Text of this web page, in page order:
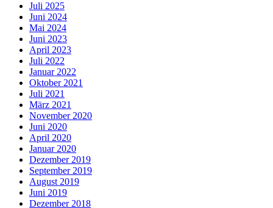
Juli 2025
Juni 2024
Mai 2024
Juni 2023
April 2023
Juli 2022
Januar 2022
Oktober 2021
Juli 2021
März 2021
November 2020
Juni 2020
April 2020
Januar 2020
Dezember 2019
September 2019
August 2019
Juni 2019
Dezember 2018